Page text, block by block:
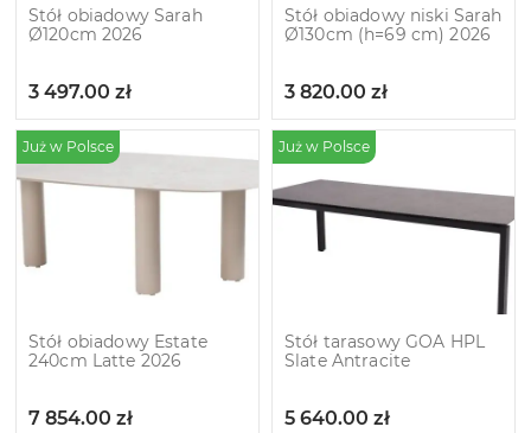
Stół obiadowy Sarah
Ø120cm 2026
3 497.00 zł
Stół obiadowy niski Sarah
Ø130cm (h=69 cm) 2026
3 820.00 zł
Już w Polsce
Stół obiadowy Estate
240cm Latte 2026
7 854.00 zł
Już w Polsce
Stół tarasowy GOA HPL
Slate Antracite
5 640.00 zł